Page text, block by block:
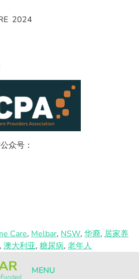
2024
众号：
Care, Melbar, NSW, 华裔, 居家养
, 澳大利亚, 糖尿病, 老年人
MENU